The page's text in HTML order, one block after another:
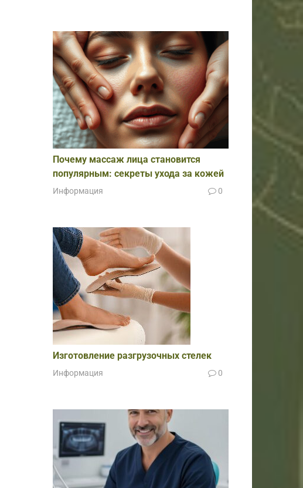
Почему массаж лица становится
популярным: секреты ухода за кожей
Информация 0
Изготовление разгрузочных стелек
Информация 0